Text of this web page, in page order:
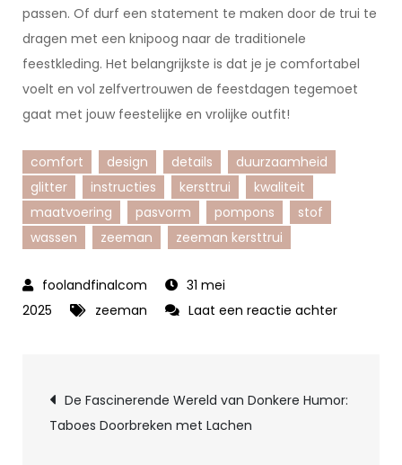
passen. Of durf een statement te maken door de trui te
dragen met een knipoog naar de traditionele
feestkleding. Het belangrijkste is dat je je comfortabel
voelt en vol zelfvertrouwen de feestdagen tegemoet
gaat met jouw feestelijke en vrolijke outfit!
comfort design details
duurzaamheid
glitter
instructies kersttrui
kwaliteit
maatvoering
pasvorm pompons
stof
wassen
zeeman zeeman kersttrui
31 mei
2025
zeeman Laat een reactie achterop
Ontdek
Berichtnavigatie
De Fascinerende Wereld van Donkere Humor:
Taboes Doorbreken met Lachen